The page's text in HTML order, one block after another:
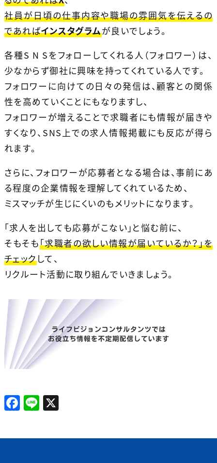
社員が日頃の仕事内容や職場の雰囲気を伝えるの
であればインスタグラムが良いでしょう。
各種S N Sをフォローしてくれる人（フォロワー）は、
少なからず御社に興味を持ってくれている人です。
フォロワーに向けての日々の発信は、顧客との関係
性を高めていくことにもなりますし、
フォロワーが増えることで求職者にも情報が届きや
すくなり、SNS上での求人情報掲載にも反応が得ら
れます。
さらに、フォロワーが応募者となる場合は、事前にあ
る程度の企業情報を理解してくれているため、
ミスマッチが生じにくいのもメリットになります。
「求人を出しても応募がこない」と悩む前に、
そもそも「求職者の欲しい情報が届いているか？」を
チェックして、
リクルート活動に取り組んでいきましょう。
F
a
c
Li
n
e
X